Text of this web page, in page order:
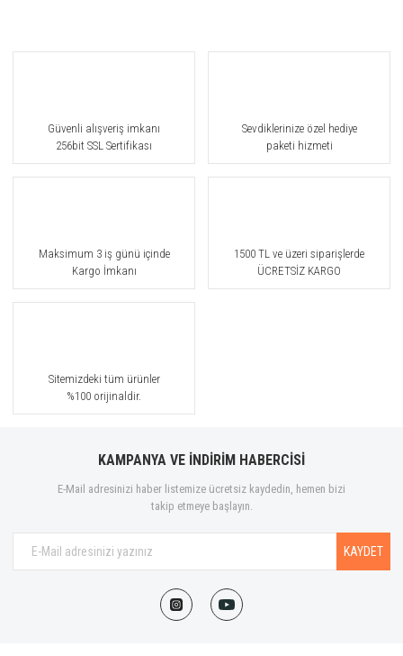
Güvenli alışveriş imkanı
256bit SSL Sertifikası
Sevdiklerinize özel hediye
paketi hizmeti
Maksimum 3 iş günü içinde
Kargo İmkanı
1500 TL ve üzeri siparişlerde
ÜCRETSİZ KARGO
Sitemizdeki tüm ürünler
%100 orijinaldir.
KAMPANYA VE İNDİRİM HABERCİSİ
E-Mail adresinizi haber listemize ücretsiz kaydedin, hemen bizi
takip etmeye başlayın.
KAYDET